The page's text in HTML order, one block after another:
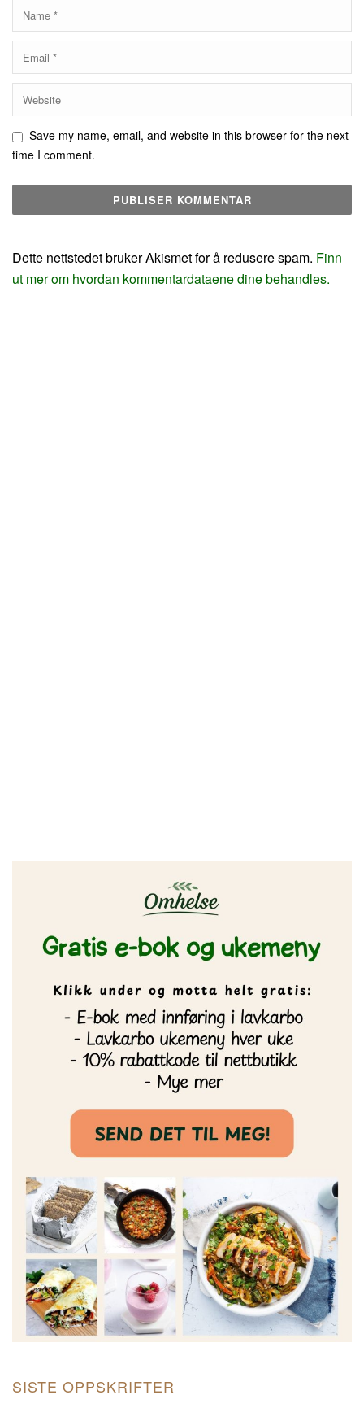
Save my name, email, and website in this browser for the next
time I comment.
Dette nettstedet bruker Akismet for å redusere spam. Finn
ut mer om hvordan kommentardataene dine behandles.
SISTE OPPSKRIFTER